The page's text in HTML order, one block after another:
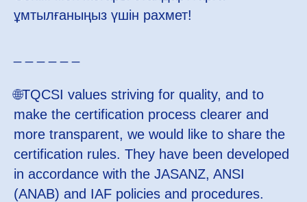
ұмтылғаныңыз үшін рахмет!
🌐TQCSI values striving for quality, and to
make the certification process clearer and
more transparent, we would like to share the
certification rules. They have been developed
in accordance with the JASANZ, ANSI
(ANAB) and IAF policies and procedures.